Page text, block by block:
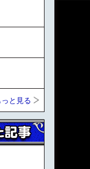
と見る